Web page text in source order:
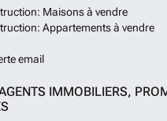
Maisons à vendre
Appartements à vendre
email
IMMOBILIERS,